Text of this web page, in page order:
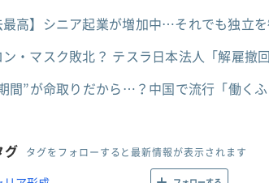
最高】シニア起業が増加中…それでも独立
・マスク敗北？ テスラ日本法人「解雇撤
間”が命取りだから…？中国で流行「働く
グ タグをフォローすると最新情報が表示されます